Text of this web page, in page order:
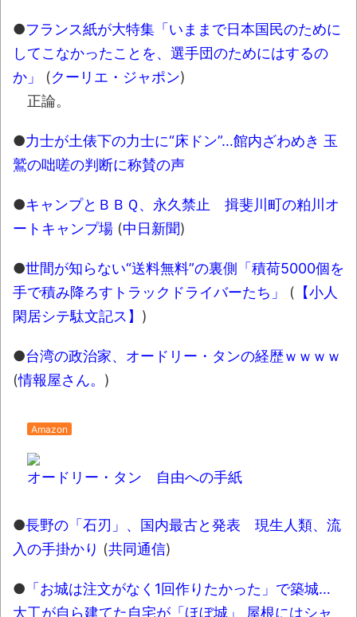
ップ
高嶋ちさ子、ダウン症の姉が暴行事件！事
件の一部始終と衝撃の結末
【呆然】北海道旅行ワイ「ウニイクラ丼特
お！！！！！」→結
果･････････････････････････････
【動画】カニ、ちょっかい出してきた陰に
ブチギレ
ｗ
新装版「ご冗談でしょう、ファインマンさ
ん（上）（下）」発売
【画像】整形で2400万円超えの美女、水着
グラビアに挑戦
感想
集でほとんど紹介されなかったJリーグ…なら
ば自分たちで紹介だ！
【衝撃】道志村の骨や服、沢の上流から流
●フランス紙が大特集「いままで日本国民のために
してこなかったことを、選手団のためにはするの
か」
(クーリエ・ジャポン)
正論。
●力士が土俵下の力士に“床ドン”…館内ざわめき 玉
鷲の咄嗟の判断に称賛の声
●キャンプとＢＢＱ、永久禁止 揖斐川町の粕川オ
ートキャンプ場 (中日新聞)
●世間が知らない“送料無料”の裏側「積荷5000個を
手で積み降ろすトラックドライバーたち」
( 【小人
閑居シテ駄文記ス】 )
●台湾の政治家、オードリー・タンの経歴ｗｗｗｗ
(情報屋さん。 )
Amazon
オードリー・タン 自由への手紙
●長野の「石刃」、国内最古と発表 現生人類、流
入の手掛かり (共同通信)
● 「お城は注文がなく1回作りたかった」で築城…
大工が自ら建てた自宅が「ほぼ城」 屋根にはシャ